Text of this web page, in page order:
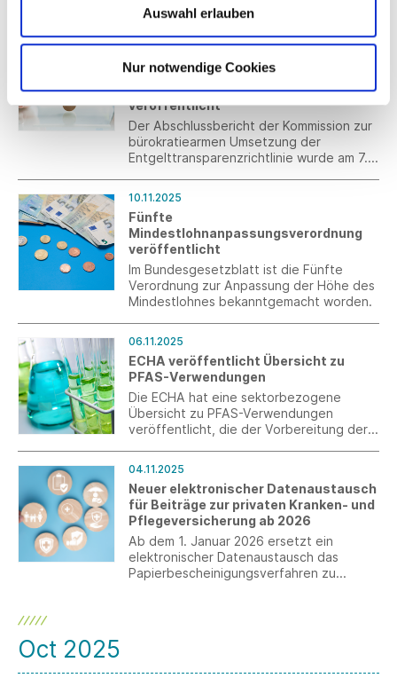
Auswahl erlauben
Nur notwendige Cookies
wichtige Forderungen von Südwesttextil,
Handlungsanleitungen überführt werden.
11.11.2025
Umsetzung der
Entgelttransparenzrichtlinie
veröffentlicht
Der Abschlussbericht der Kommission zur
bürokratiearmen Umsetzung der
Entgelttransparenzrichtlinie wurde am 7.
10.11.2025
Fünfte
Mindestlohnanpassungsverordnung
veröffentlicht
Im Bundesgesetzblatt ist die Fünfte
Verordnung zur Anpassung der Höhe des
Mindestlohnes bekanntgemacht worden.
06.11.2025
ECHA veröffentlicht Übersicht zu
PFAS-Verwendungen
Die ECHA hat eine sektorbezogene
Übersicht zu PFAS-Verwendungen
veröffentlicht, die der Vorbereitung der
04.11.2025
Neuer elektronischer Datenaustausch
für Beiträge zur privaten Kranken- und
Pflegeversicherung ab 2026
Ab dem 1. Januar 2026 ersetzt ein
elektronischer Datenaustausch das
Papierbescheinigungsverfahren zu
Oct 2025